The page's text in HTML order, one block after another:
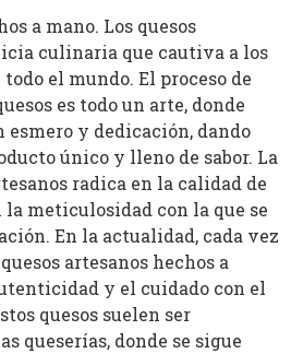
a mano. Los quesos
culinaria que cautiva a los
el mundo. El proceso de
es todo un arte, donde
esmero y dedicación, dando
único y lleno de sabor. La
radica en la calidad de
meticulosidad con la que se
En la actualidad, cada vez
artesanos hechos a
y el cuidado con el
quesos suelen ser
queserías, donde se sigue